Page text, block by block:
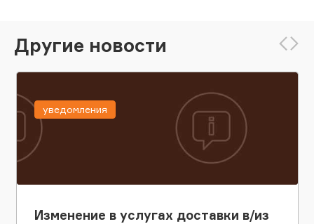
Другие новости
Изменение в услугах доставки в/из
уведомления